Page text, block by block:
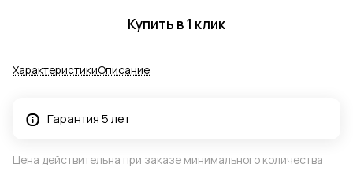
Купить в 1 клик
ХарактеристикиОписание
Гарантия 5 лет
Цена действительна при заказе минимального количества